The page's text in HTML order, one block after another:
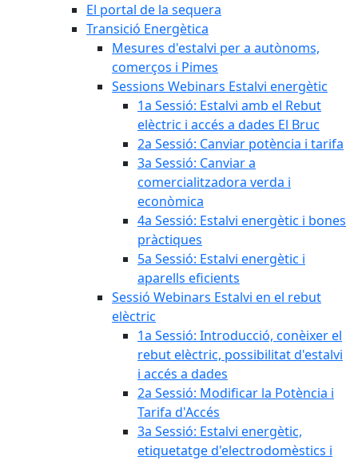
El portal de la sequera
Transició Energètica
Mesures d'estalvi per a autònoms,
comerços i Pimes
Sessions Webinars Estalvi energètic
1a Sessió: Estalvi amb el Rebut
elèctric i accés a dades El Bruc
2a Sessió: Canviar potència i tarifa
3a Sessió: Canviar a
comercialitzadora verda i
econòmica
4a Sessió: Estalvi energètic i bones
pràctiques
5a Sessió: Estalvi energètic i
aparells eficients
Sessió Webinars Estalvi en el rebut
elèctric
1a Sessió: Introducció, conèixer el
rebut elèctric, possibilitat d'estalvi
i accés a dades
2a Sessió: Modificar la Potència i
Tarifa d'Accés
3a Sessió: Estalvi energètic,
etiquetatge d'electrodomèstics i